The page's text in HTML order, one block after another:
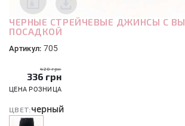
ЧЕРНЫЕ СТРЕЙЧЕВЫЕ ДЖИНСЫ С
ПОСАДКОЙ
Артикул: 705
420 грн
336 грн
ЦЕНА РОЗНИЦА
ЦВЕТ:черный